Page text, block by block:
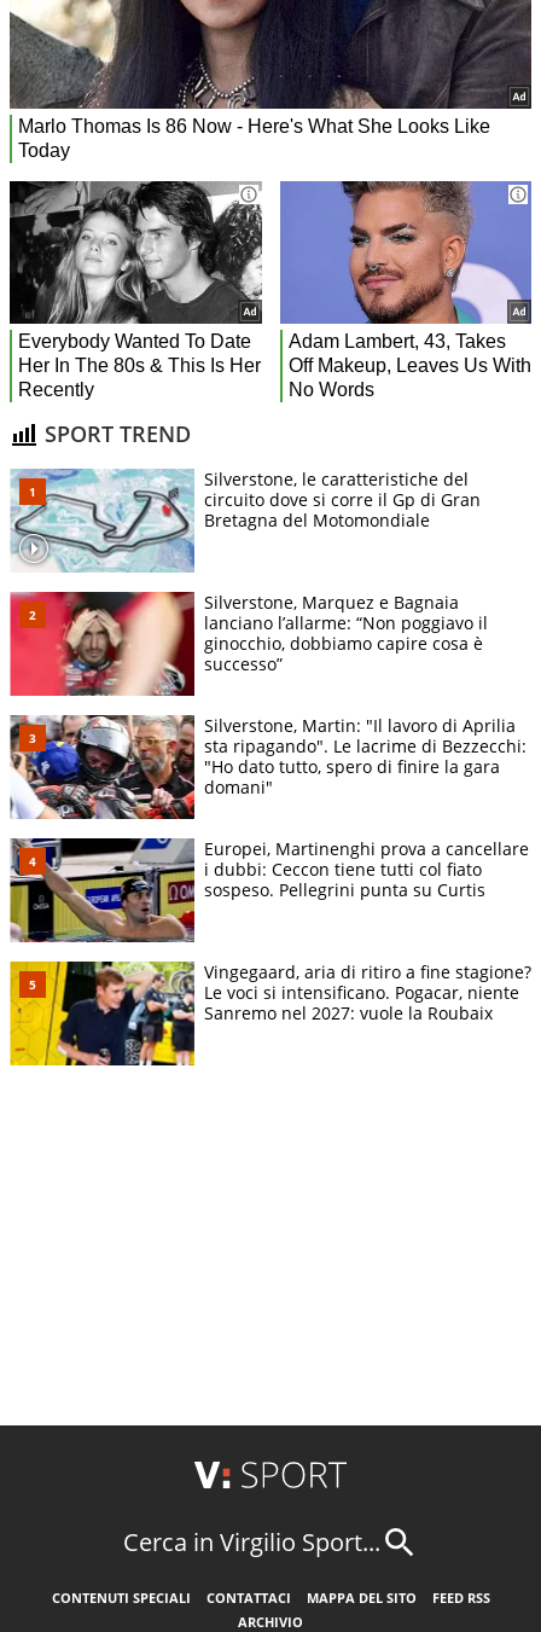
SPORT TREND
Silverstone, le caratteristiche del
circuito dove si corre il Gp di Gran
Bretagna del Motomondiale
Silverstone, Marquez e Bagnaia
lanciano l’allarme: “Non poggiavo il
ginocchio, dobbiamo capire cosa è
successo”
Silverstone, Martin: "Il lavoro di Aprilia
sta ripagando". Le lacrime di Bezzecchi:
"Ho dato tutto, spero di finire la gara
domani"
Europei, Martinenghi prova a cancellare
i dubbi: Ceccon tiene tutti col fiato
sospeso. Pellegrini punta su Curtis
Vingegaard, aria di ritiro a fine stagione?
Le voci si intensificano. Pogacar, niente
Sanremo nel 2027: vuole la Roubaix
Cerca in Virgilio Sport...
CONTENUTI SPECIALI CONTATTACI MAPPA DEL SITO
FEED RSS
ARCHIVIO